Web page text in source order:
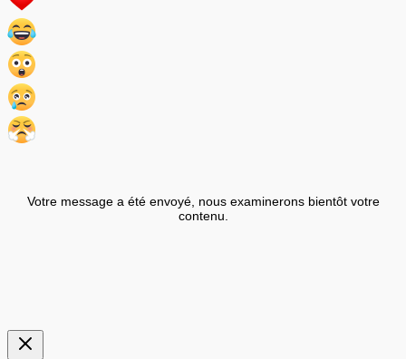
Votre message a été envoyé, nous examinerons bientôt votre
contenu.